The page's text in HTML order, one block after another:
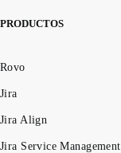
PRODUCTOS
Rovo
Jira
Jira Align
Jira Service Management